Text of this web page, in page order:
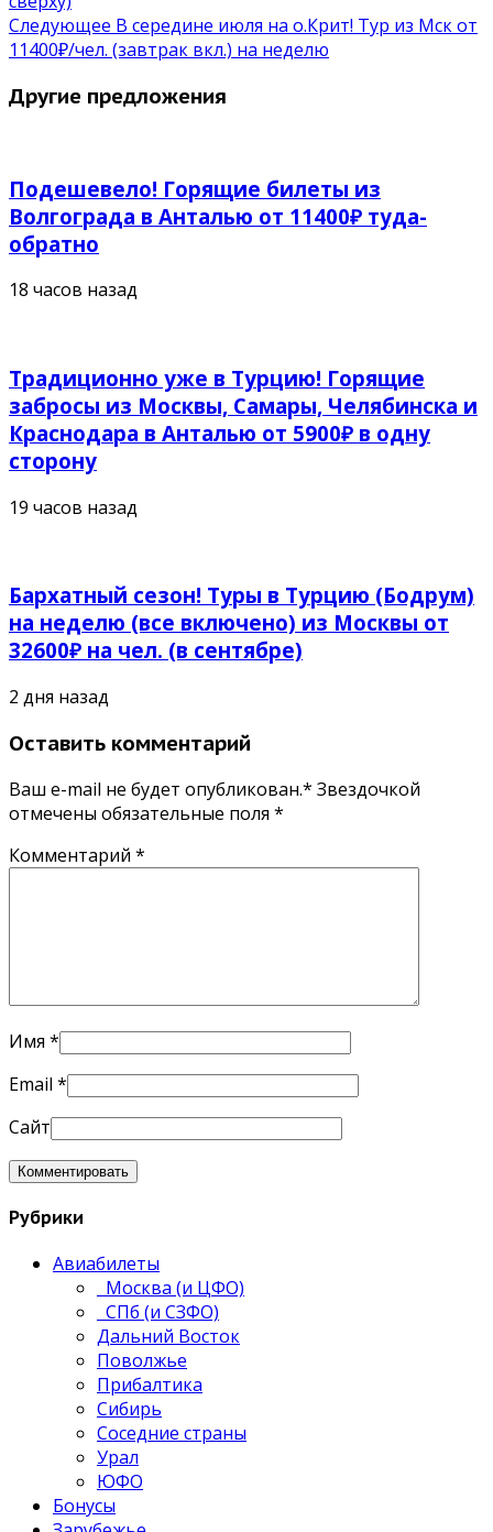
Следующее В середине июля на о.Крит! Тур из Мск от
11400₽/чел. (завтрак вкл.) на неделю
Другие предложения
Подешевело! Горящие билеты из
Волгограда в Анталью от 11400₽ туда-
обратно
18 часов назад
Традиционно уже в Турцию! Горящие
забросы из Москвы, Самары, Челябинска и
Краснодара в Анталью от 5900₽ в одну
сторону
19 часов назад
Бархатный сезон! Туры в Турцию (Бодрум)
на неделю (все включено) из Москвы от
32600₽ на чел. (в сентябре)
2 дня назад
Оставить комментарий
Ваш e-mail не будет опубликован.* Звездочкой
отмечены обязательные поля *
Комментарий *
Имя *
Email *
Сайт
Рубрики
Авиабилеты
Москва (и ЦФО)
СПб (и СЗФО)
Дальний Восток
Поволжье
Прибалтика
Сибирь
Соседние страны
Урал
ЮФО
Бонусы